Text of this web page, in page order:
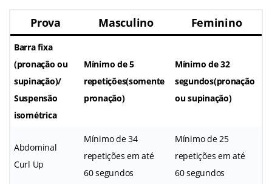
Prova Masculino Feminino
Barra fixa
(pronação ou
supinação)/
Suspensão
isométrica
Mínimo de 5
repetições(somente
pronação)
Mínimo de 32
segundos(pronação
ou supinação)
Abdominal
Curl Up
Mínimo de 34
repetições em até
60 segundos
Mínimo de 25
repetições em até
60 segundos